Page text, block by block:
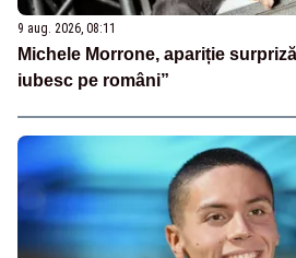
9 aug. 2026, 08:11
Michele Morrone, apariție
iubesc pe români”